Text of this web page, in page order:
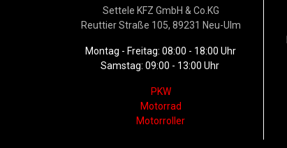
Settele KFZ GmbH & Co.KG
Reuttier Straße 105, 89231 Neu-Ulm
Montag - Freitag: 08:00 - 18:00 Uhr
Samstag: 09:00 - 13:00 Uhr
PKW
Motorrad
Motorroller